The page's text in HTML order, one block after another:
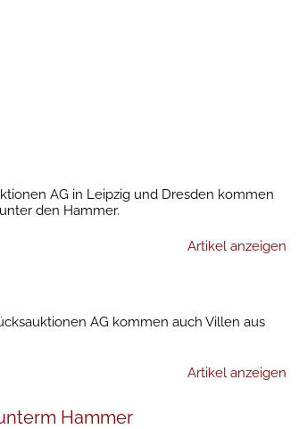
AG in Leipzig und Dresden kommen
den Hammer.
Artikel anzeigen
AG kommen auch Villen aus
Artikel anzeigen
Hammer